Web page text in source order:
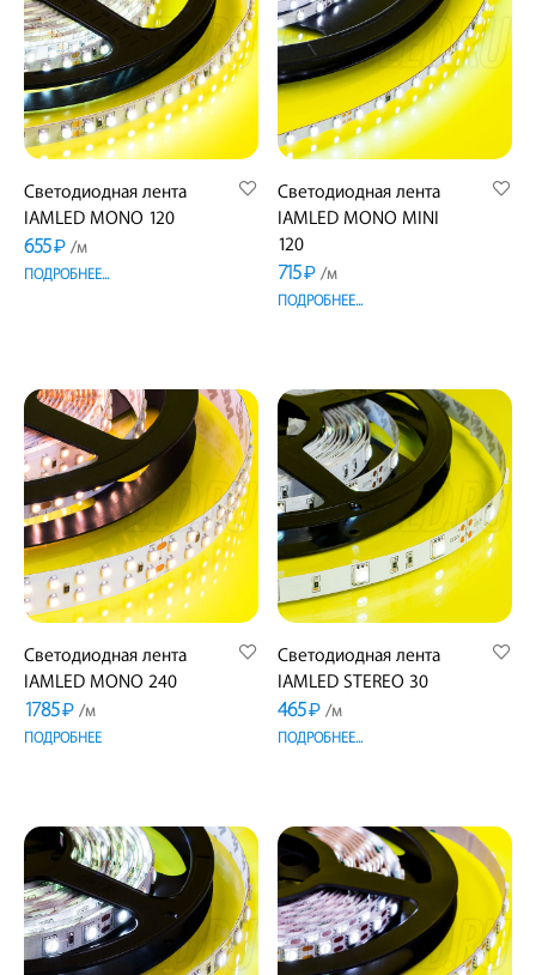
Светодиодная лента
IAMLED MONO 120
655₽ /м
ПОДРОБНЕЕ...
Светодиодная лента
IAMLED MONO MINI
120
715₽ /м
ПОДРОБНЕЕ...
Светодиодная лента
IAMLED MONO 240
1785₽ /м
ПОДРОБНЕЕ
Светодиодная лента
IAMLED STEREO 30
465₽ /м
ПОДРОБНЕЕ...